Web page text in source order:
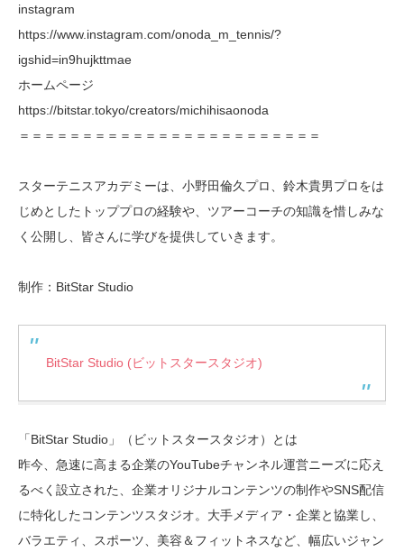
instagram
https://www.instagram.com/onoda_m_tennis/?
igshid=in9hujkttmae
ホームページ
https://bitstar.tokyo/creators/michihisaonoda
＝＝＝＝＝＝＝＝＝＝＝＝＝＝＝＝＝＝＝＝＝＝＝＝
スターテニスアカデミーは、小野田倫久プロ、鈴木貴男プロをは
じめとしたトッププロの経験や、ツアーコーチの知識を惜しみな
く公開し、皆さんに学びを提供していきます。
制作：BitStar Studio
BitStar Studio (ビットスタースタジオ)
「BitStar Studio」（ビットスタースタジオ）とは
昨今、急速に高まる企業のYouTubeチャンネル運営ニーズに応え
るべく設立された、企業オリジナルコンテンツの制作やSNS配信
に特化したコンテンツスタジオ。大手メディア・企業と協業し、
バラエティ、スポーツ、美容＆フィットネスなど、幅広いジャン